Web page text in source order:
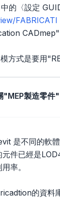
的〈設定
FABRICATI
方式是要用
"MEP製造零件"
是不同的軟
件已經是
率。
的資料